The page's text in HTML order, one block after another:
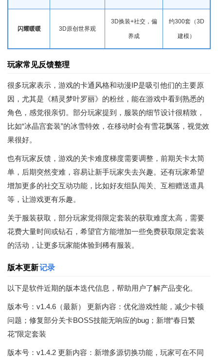
闪耀暖暖 3D原创世界观
3D换装+社交，偏
养成
约300套（3D
建模）
玩家常见反馈整理
很多玩家表示，游戏的卡通风格和动漫IP是吸引他们的主要原
因，尤其是《精灵梦叶罗丽》的粉丝，能在游戏中看到熟悉的
角色，感觉很亲切。部分玩家提到，服装的细节设计很精致，
比如“冰晶宫套装”的冰雪特效，在移动时会有雪花飘落，视觉效
果很好。
也有玩家反馈，游戏的关卡难度梯度需要调整，前期关卡太简
单，后期突然变难，容易让新手玩家失去兴趣。还有玩家希望
增加更多的社交互动功能，比如好友组队闯关、互相赠送道具
等，让游戏更有乐趣。
关于服装获取，部分玩家觉得限定套装的获取难度太高，需要
花费大量时间或钻石，希望官方能增加一些免费获取限定套装
的活动，让更多玩家能体验到稀有服装。
版本更新记录
以下是软件近期的版本迭代信息，帮助用户了解产品变化。
版本号：v1.4.6（最新） 更新内容：优化游戏性能，减少卡顿
问题；修复部分关卡BOSS技能无响应的bug；新增“春日繁
花”限定套装
版本号：v1.4.2 更新内容：新增多源切换功能，玩家可在不同